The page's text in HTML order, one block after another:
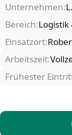
Unternehmen:
Bereich:Logistik
Einsatzort:
Arbeitszeit:
Frühester